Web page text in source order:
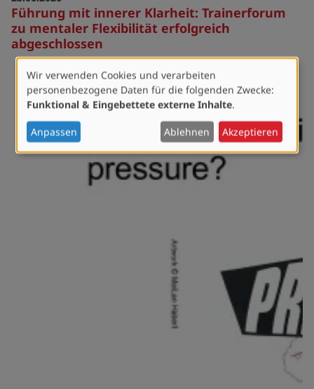
Führung mit innerer Klarheit: Trainerforum
zu mentaler Flexibilität erfolgreich
abgeschlossen
Verwendung
von
personenbezogenen
Daten
und
Cookies
Wir verwenden Cookies und verarbeiten
personenbezogene Daten für die folgenden Zwecke:
Funktional & Eingebettete externe Inhalte.
Anpassen Ablehnen Akzeptieren